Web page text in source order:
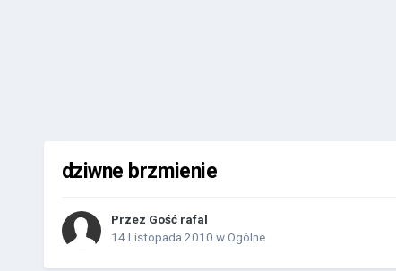
dziwne brzmienie
Przez Gość rafal
14 Listopada 2010 w Ogólne